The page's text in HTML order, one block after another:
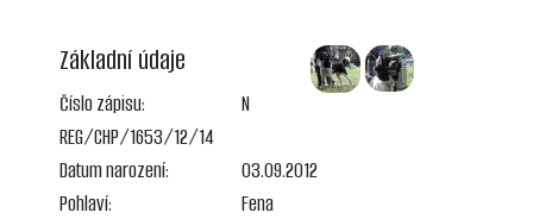
Základní údaje
Číslo zápisu:
N
REG/CHP/1653/12/14
Datum narození:
03.09.2012
Pohlaví:
Fena